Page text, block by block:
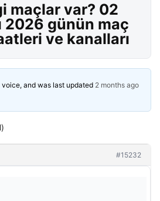
maçlar var? 02
2026 günün maç
ve kanalları
and was last updated 2 months ago
#15232